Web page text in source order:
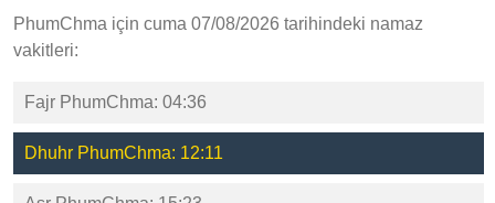
PhumChma için cuma 07/08/2026 tarihindeki namaz
vakitleri:
Fajr PhumChma: 04:36
Dhuhr PhumChma: 12:11